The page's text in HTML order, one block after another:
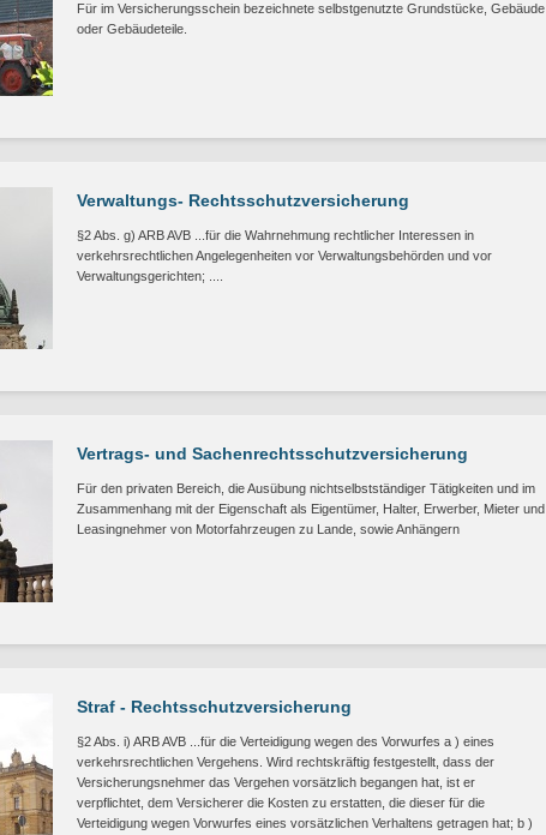
Für im Versicherungsschein bezeichnete selbstgenutzte Grundstücke, Gebäude
oder Gebäudeteile.
Verwaltungs- Rechtsschutzversicherung
§2 Abs. g) ARB AVB ...für die Wahrnehmung rechtlicher Interessen in
verkehrsrechtlichen Angelegenheiten vor Verwaltungsbehörden und vor
Verwaltungsgerichten; ....
Vertrags- und Sachenrechtsschutzversicherung
Für den privaten Bereich, die Ausübung nichtselbstständiger Tätigkeiten und im
Zusammenhang mit der Eigenschaft als Eigentümer, Halter, Erwerber, Mieter und
Leasingnehmer von Motorfahrzeugen zu Lande, sowie Anhängern
Straf - Rechtsschutzversicherung
§2 Abs. i) ARB AVB ...für die Verteidigung wegen des Vorwurfes a ) eines
verkehrsrechtlichen Vergehens. Wird rechtskräftig festgestellt, dass der
Versicherungsnehmer das Vergehen vorsätzlich begangen hat, ist er
verpflichtet, dem Versicherer die Kosten zu erstatten, die dieser für die
Verteidigung wegen Vorwurfes eines vorsätzlichen Verhaltens getragen hat; b )